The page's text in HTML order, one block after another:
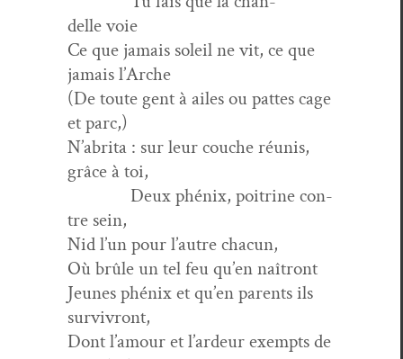
delle voie
Ce que jamais soleil ne vit, ce que
jamais l’Arche
(De toute gent à ailes ou pattes cage
et parc,)
N’abrita : sur leur couche réu­nis,
grâce à toi,
Deux phénix, poitrine con­
tre sein,
Nid l’un pour l’autre chacun,
Où brûle un tel feu qu’en naîtront
Jeunes phénix et qu’en par­ents ils
survivront,
Dont l’amour et l’ardeur exempts de